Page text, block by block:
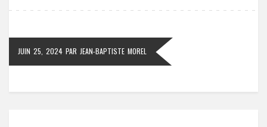
JUIN 25, 2024 PAR JEAN-BAPTISTE MOREL